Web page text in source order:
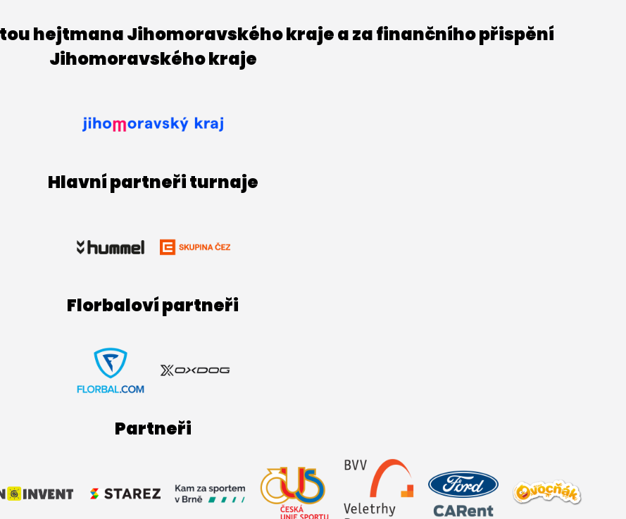
hejtmana Jihomoravského kraje a za finančního přispění
Jihomoravského kraje
Hlavní partneři turnaje
Florbaloví partneři
Partneři